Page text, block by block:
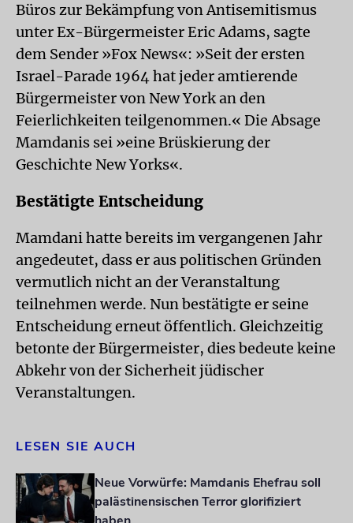
Büros zur Bekämpfung von Antisemitismus
unter Ex-Bürgermeister Eric Adams, sagte
dem Sender »Fox News«: »Seit der ersten
Israel-Parade 1964 hat jeder amtierende
Bürgermeister von New York an den
Feierlichkeiten teilgenommen.« Die Absage
Mamdanis sei »eine Brüskierung der
Geschichte New Yorks«.
Bestätigte Entscheidung
Mamdani hatte bereits im vergangenen Jahr
angedeutet, dass er aus politischen Gründen
vermutlich nicht an der Veranstaltung
teilnehmen werde. Nun bestätigte er seine
Entscheidung erneut öffentlich. Gleichzeitig
betonte der Bürgermeister, dies bedeute keine
Abkehr von der Sicherheit jüdischer
Veranstaltungen.
LESEN SIE AUCH
Neue Vorwürfe: Mamdanis Ehefrau soll
palästinensischen Terror glorifiziert